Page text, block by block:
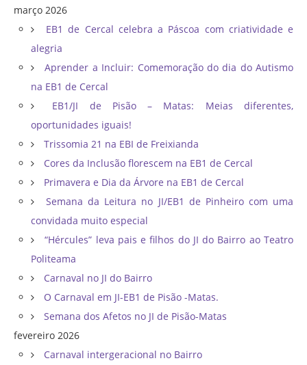
março 2026
EB1 de Cercal celebra a Páscoa com criatividade e
alegria
Aprender a Incluir: Comemoração do dia do Autismo
na EB1 de Cercal
EB1/JI de Pisão – Matas: Meias diferentes,
oportunidades iguais!
Trissomia 21 na EBI de Freixianda
Cores da Inclusão florescem na EB1 de Cercal
Primavera e Dia da Árvore na EB1 de Cercal
Semana da Leitura no JI/EB1 de Pinheiro com uma
convidada muito especial
“Hércules” leva pais e filhos do JI do Bairro ao Teatro
Politeama
Carnaval no JI do Bairro
O Carnaval em JI-EB1 de Pisão -Matas.
Semana dos Afetos no JI de Pisão-Matas
fevereiro 2026
Carnaval intergeracional no Bairro